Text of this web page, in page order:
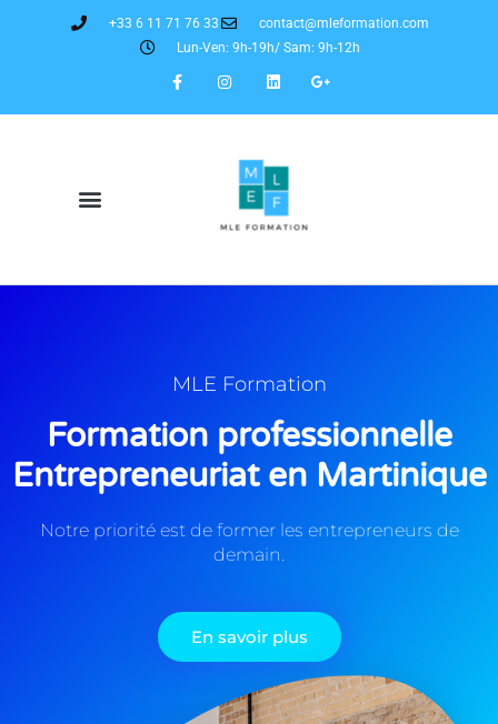
+33 6 11 71 76 33
contact@mleformation.com
Lun-Ven: 9h-19h/ Sam: 9h-12h
MLE Formation
Formation professionnelle
Entrepreneuriat en Martinique
Notre priorité est de former les entrepreneurs de
demain.
En savoir plus